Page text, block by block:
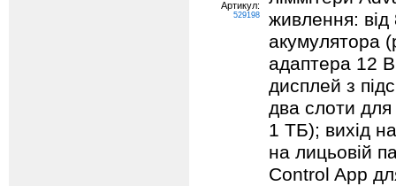
Артикул:
529198
живлення:
акумулятора
адаптера 12
дисплей з
два слоти
1 ТБ); вихід
на лицьовій
Control App